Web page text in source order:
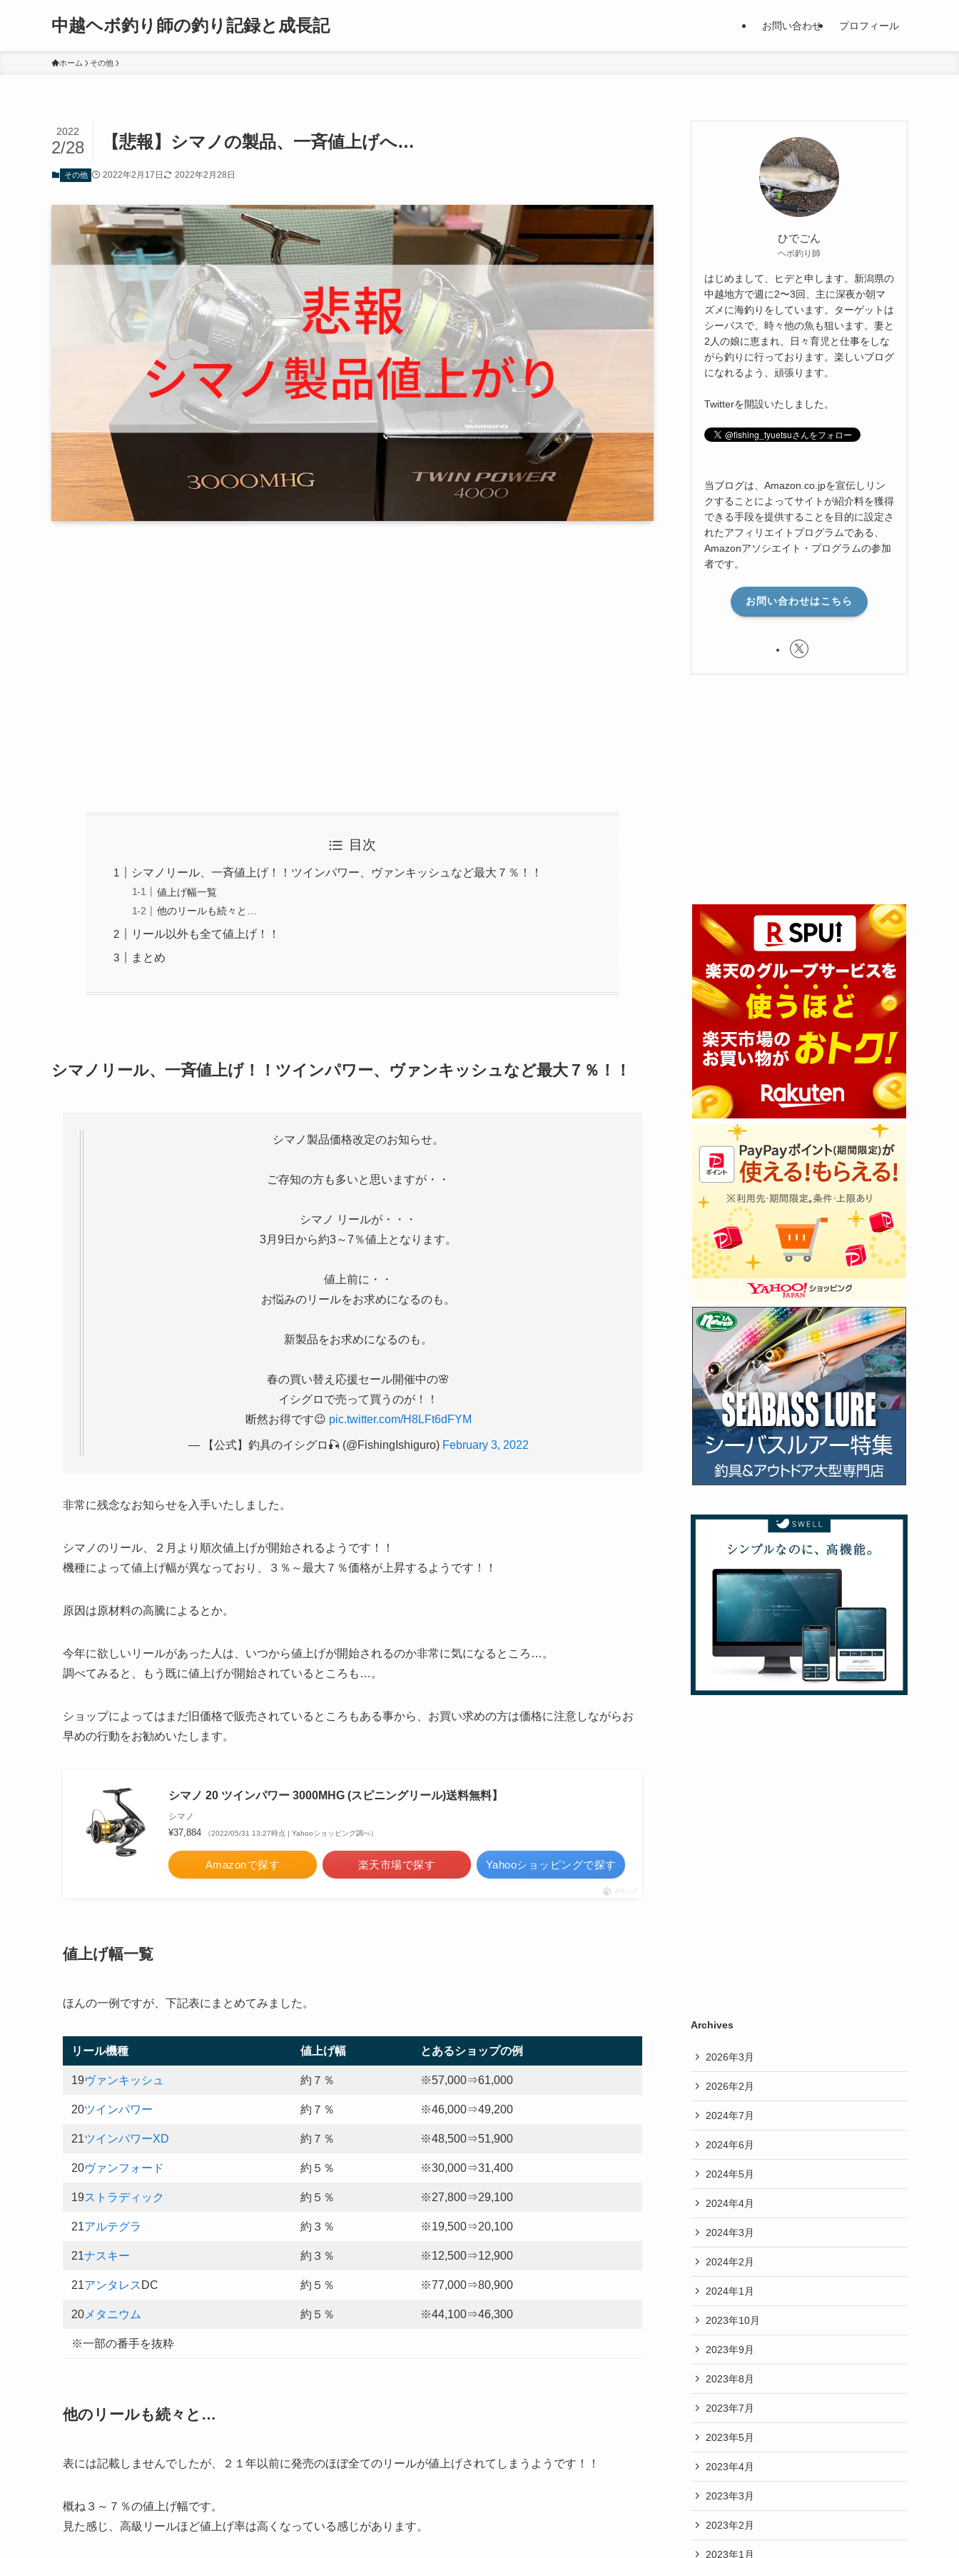
中越ヘボ釣り師の釣り記録と成長記 お問い合わせ プロフィール
ホーム その他
【悲報】シマノの製品、一斉値上げへ…
2022
2/28
その他 2022年2月17日 2022年2月28日
目次
シマノリール、一斉値上げ！！ツインパワー、ヴァンキッシュなど最大７％！！
値上げ幅一覧
他のリールも続々と…
リール以外も全て値上げ！！
まとめ
シマノリール、一斉値上げ！！ツインパワー、ヴァンキッシュなど最大７％！！
シマノ製品価格改定のお知らせ。
ご存知の方も多いと思いますが・・
シマノ リールが・・・
3月9日から約3～7％値上となります。
値上前に・・
お悩みのリールをお求めになるのも。
新製品をお求めになるのも。
春の買い替え応援セール開催中の🌸
イシグロで売って買うのが！！
断然お得です😉 pic.twitter.com/H8LFt6dFYM
— 【公式】釣具のイシグロ🎣 (@FishingIshiguro) February 3, 2022
非常に残念なお知らせを入手いたしました。
シマノのリール、２月より順次値上げが開始されるようです！！
機種によって値上げ幅が異なっており、３％～最大７％価格が上昇するようです！！
原因は原材料の高騰によるとか。
今年に欲しいリールがあった人は、いつから値上げが開始されるのか非常に気になるところ…。
調べてみると、もう既に値上げが開始されているところも…。
ショップによってはまだ旧価格で販売されているところもある事から、お買い求めの方は価格に注意しながらお
早めの行動をお勧めいたします。
シマノ 20 ツインパワー 3000MHG (スピニングリール)送料無料】
シマノ
¥37,884 （2022/05/31 13:27時点 | Yahooショッピング調べ）
Amazonで探す 楽天市場で探す Yahooショッピングで探す
ポチップ
値上げ幅一覧
ほんの一例ですが、下記表にまとめてみました。
リール機種 値上げ幅 とあるショップの例
19ヴァンキッシュ 約７％ ※57,000⇒61,000
20ツインパワー 約７％ ※46,000⇒49,200
21ツインパワーXD 約７％ ※48,500⇒51,900
20ヴァンフォード 約５％ ※30,000⇒31,400
19ストラディック 約５％ ※27,800⇒29,100
21アルテグラ 約３％ ※19,500⇒20,100
21ナスキー 約３％ ※12,500⇒12,900
21アンタレス DC 約５％ ※77,000⇒80,900
20メタニウム 約５％ ※44,100⇒46,300
※一部の番手を抜粋
他のリールも続々と…
表には記載しませんでしたが、２１年以前に発売のほぼ全てのリールが値上げされてしまうようです！！
概ね３～７％の値上げ幅です。
見た感じ、高級リールほど値上げ率は高くなっている感じがあります。
ひでごん
ヘボ釣り師
はじめまして、ヒデと申します。新潟県の
中越地方で週に2〜3回、主に深夜か朝マ
ズメに海釣りをしています。ターゲットは
シーバスで、時々他の魚も狙います。妻と
2人の娘に恵まれ、日々育児と仕事をしな
がら釣りに行っております。楽しいブログ
になれるよう、頑張ります。
Twitterを開設いたしました。
当ブログは、Amazon.co.jpを宣伝しリン
クすることによってサイトが紹介料を獲得
できる手段を提供することを目的に設定さ
れたアフィリエイトプログラムである、
Amazonアソシエイト・プログラムの参加
者です。
お問い合わせはこちら
Archives
2026年3月
2026年2月
2024年7月
2024年6月
2024年5月
2024年4月
2024年3月
2024年2月
2024年1月
2023年10月
2023年9月
2023年8月
2023年7月
2023年5月
2023年4月
2023年3月
2023年2月
2023年1月